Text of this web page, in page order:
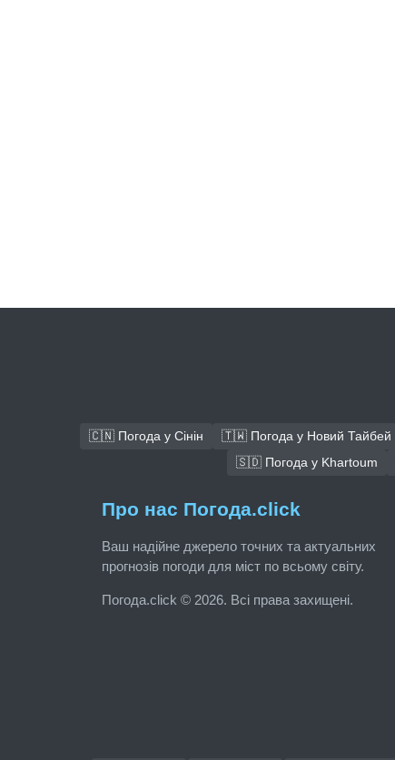
🇨🇳 Погода у Сінін 🇹🇼 Погода у Новий Тайбей
🇸🇩 Погода у Khartoum
Про нас Погода.click
Ваш надійне джерело точних та актуальних
прогнозів погоди для міст по всьому світу.
Погода.click © 2026. Всі права захищені.